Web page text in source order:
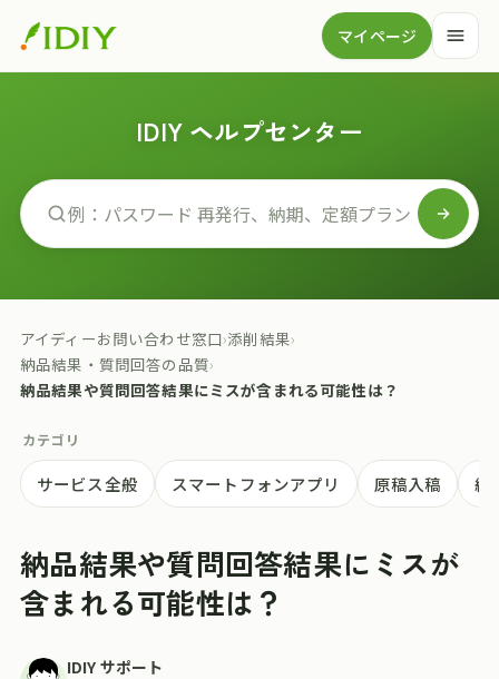
マイページ
IDIY ヘルプセンター
アイディーお問い合わせ窓口›添削結果›
納品結果・質問回答の品質›
納品結果や質問回答結果にミスが含まれる可能性は？
カテゴリ
サービス全般 スマートフォンアプリ 原稿入稿 納
納品結果や質問回答結果にミスが
含まれる可能性は？
IDIY サポート